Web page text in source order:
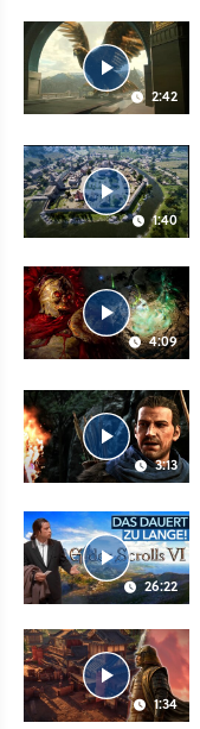
2:42
1:40
4:09
3:13
26:22
1:34